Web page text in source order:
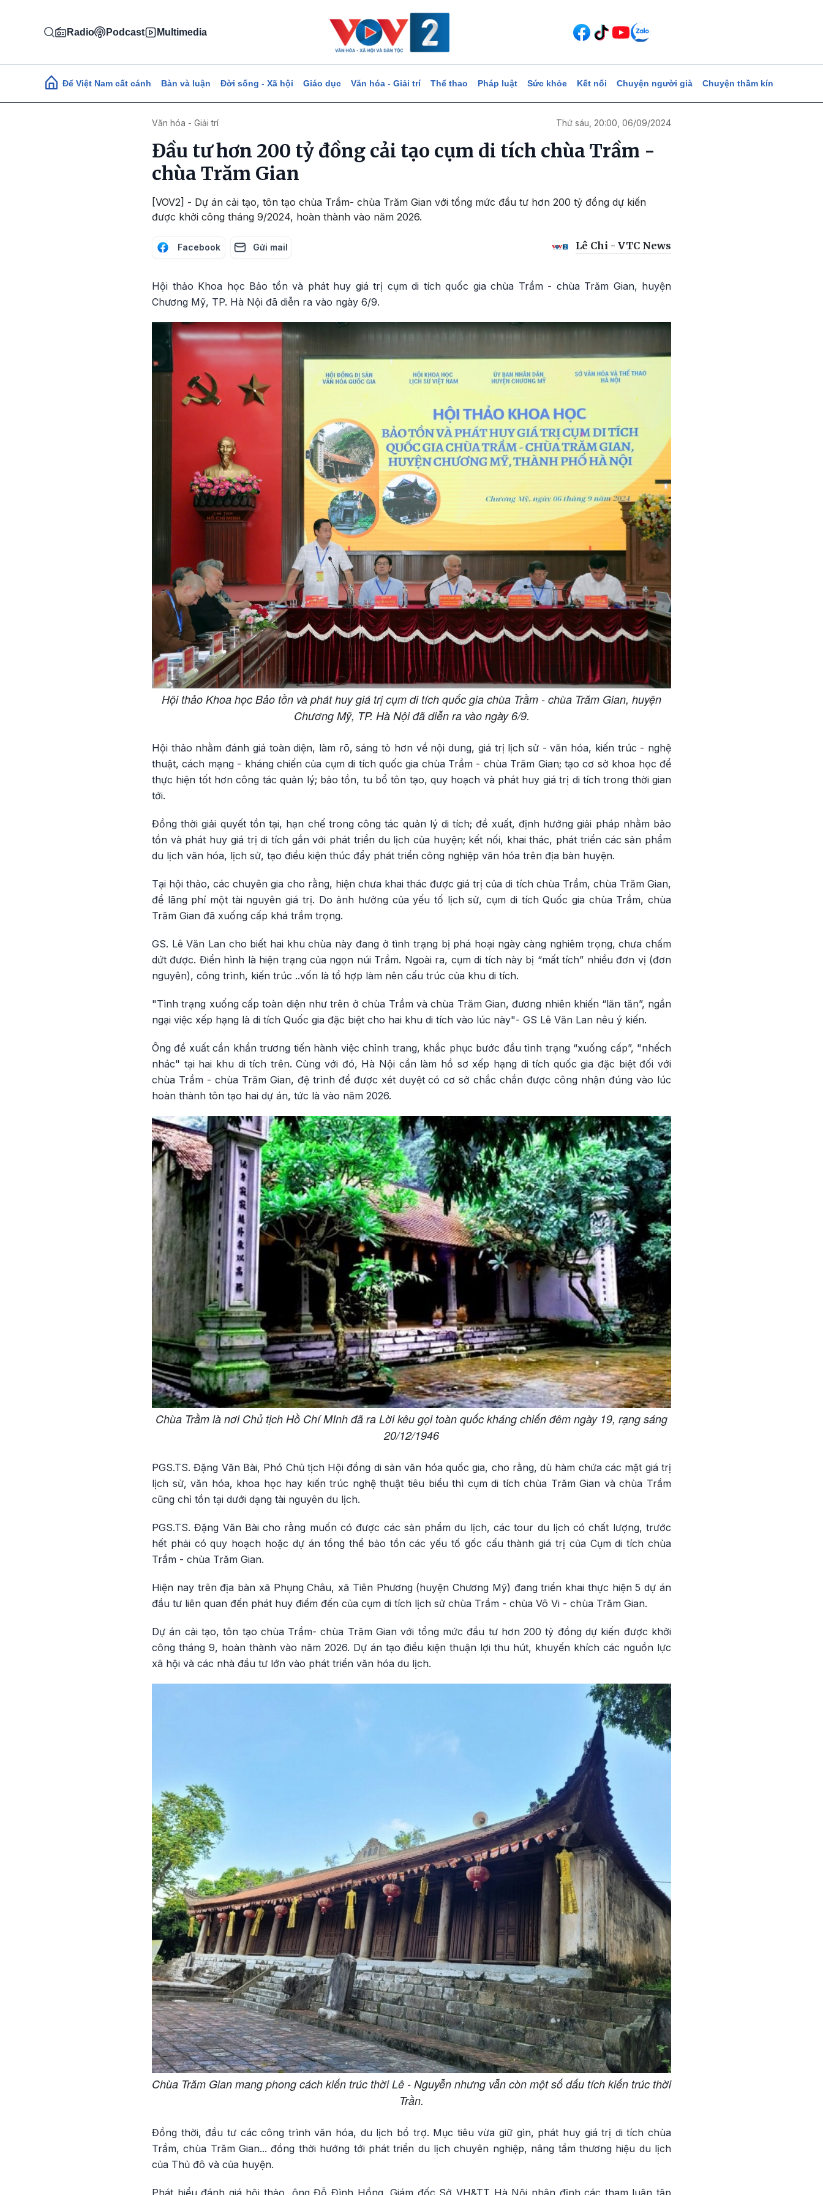
Radio Podcast Multimedia
Main navigation
Để Việt Nam cất cánh Bàn và luận Đời sống - Xã hội Giáo dục Văn hóa - Giải trí Thể thao Pháp luật Sức khỏe Kết nối Chuyện người già Chuyện thầm kín
Văn hóa - Giải trí Thứ sáu, 20:00, 06/09/2024
Đầu tư hơn 200 tỷ đồng cải tạo cụm di tích chùa Trầm -
chùa Trăm Gian
[VOV2] - Dự án cải tạo, tôn tạo chùa Trầm- chùa Trăm Gian với tổng mức đầu tư hơn 200 tỷ đồng dự kiến
được khởi công tháng 9/2024, hoàn thành vào năm 2026.
Facebook Gửi mail Lê Chi - VTC News
Hội thảo Khoa học Bảo tồn và phát huy giá trị cụm di tích quốc gia chùa Trầm - chùa Trăm Gian, huyện
Chương Mỹ, TP. Hà Nội đã diễn ra vào ngày 6/9.
Hội thảo Khoa học Bảo tồn và phát huy giá trị cụm di tích quốc gia chùa Trầm - chùa Trăm Gian, huyện
Chương Mỹ, TP. Hà Nội đã diễn ra vào ngày 6/9.
Hội thảo nhằm đánh giá toàn diện, làm rõ, sáng tỏ hơn về nội dung, giá trị lịch sử - văn hóa, kiến trúc - nghệ
thuật, cách mạng - kháng chiến của cụm di tích quốc gia chùa Trầm - chùa Trăm Gian; tạo cơ sở khoa học để
thực hiện tốt hơn công tác quản lý; bảo tồn, tu bổ tôn tạo, quy hoạch và phát huy giá trị di tích trong thời gian
tới.
Đồng thời giải quyết tồn tại, hạn chế trong công tác quản lý di tích; đề xuất, định hướng giải pháp nhằm bảo
tồn và phát huy giá trị di tích gắn với phát triển du lịch của huyện; kết nối, khai thác, phát triển các sản phẩm
du lịch văn hóa, lịch sử, tạo điều kiện thúc đẩy phát triển công nghiệp văn hóa trên địa bàn huyện.
Tại hội thảo, các chuyên gia cho rằng, hiện chưa khai thác được giá trị của di tích chùa Trầm, chùa Trăm Gian,
để lãng phí một tài nguyên giá trị. Do ảnh hưởng của yếu tố lịch sử, cụm di tích Quốc gia chùa Trầm, chùa
Trăm Gian đã xuống cấp khá trầm trọng.
GS. Lê Văn Lan cho biết hai khu chùa này đang ở tình trạng bị phá hoại ngày càng nghiêm trọng, chưa chấm
dứt được. Điển hình là hiện trạng của ngọn núi Trầm. Ngoài ra, cụm di tích này bị “mất tích” nhiều đơn vị (đơn
nguyên), công trình, kiến trúc ..vốn là tổ hợp làm nên cấu trúc của khu di tích.
"Tình trạng xuống cấp toàn diện như trên ở chùa Trầm và chùa Trăm Gian, đương nhiên khiến “lăn tăn”, ngần
ngại việc xếp hạng là di tích Quốc gia đặc biệt cho hai khu di tích vào lúc này"- GS Lê Văn Lan nêu ý kiến.
Ông đề xuất cần khẩn trương tiến hành việc chỉnh trang, khắc phục bước đầu tình trạng “xuống cấp”, "nhếch
nhác" tại hai khu di tích trên. Cùng với đó, Hà Nội cần làm hồ sơ xếp hạng di tích quốc gia đặc biệt đối với
chùa Trầm - chùa Trăm Gian, đệ trình để được xét duyệt có cơ sở chắc chắn được công nhận đúng vào lúc
hoàn thành tôn tạo hai dự án, tức là vào năm 2026.
Chùa Trầm là nơi Chủ tịch Hồ Chí MInh đã ra Lời kêu gọi toàn quốc kháng chiến đêm ngày 19, rạng sáng
20/12/1946
PGS.TS. Đặng Văn Bài, Phó Chủ tịch Hội đồng di sản văn hóa quốc gia, cho rằng, dù hàm chứa các mặt giá trị
lịch sử, văn hóa, khoa học hay kiến trúc nghệ thuật tiêu biểu thì cụm di tích chùa Trăm Gian và chùa Trầm
cũng chỉ tồn tại dưới dạng tài nguyên du lịch.
PGS.TS. Đặng Văn Bài cho rằng muốn có được các sản phẩm du lịch, các tour du lịch có chất lượng, trước
hết phải có quy hoạch hoặc dự án tổng thể bảo tồn các yếu tố gốc cấu thành giá trị của Cụm di tích chùa
Trầm - chùa Trăm Gian.
Hiện nay trên địa bàn xã Phụng Châu, xã Tiên Phương (huyện Chương Mỹ) đang triển khai thực hiện 5 dự án
đầu tư liên quan đến phát huy điểm đến của cụm di tích lịch sử chùa Trầm - chùa Vô Vi - chùa Trăm Gian.
Dự án cải tạo, tôn tạo chùa Trầm- chùa Trăm Gian với tổng mức đầu tư hơn 200 tỷ đồng dự kiến được khởi
công tháng 9, hoàn thành vào năm 2026. Dự án tạo điều kiện thuận lợi thu hút, khuyến khích các nguồn lực
xã hội và các nhà đầu tư lớn vào phát triển văn hóa du lịch.
Chùa Trăm Gian mang phong cách kiến trúc thời Lê - Nguyễn nhưng vẫn còn một số dấu tích kiến trúc thời
Trần.
Đồng thời, đầu tư các công trình văn hóa, du lịch bổ trợ. Mục tiêu vừa giữ gìn, phát huy giá trị di tích chùa
Trầm, chùa Trăm Gian... đồng thời hướng tới phát triển du lịch chuyên nghiệp, nâng tầm thương hiệu du lịch
của Thủ đô và của huyện.
Phát biểu đánh giá hội thảo, ông Đỗ Đình Hồng, Giám đốc Sở VH&TT Hà Nội nhận định các tham luận tập